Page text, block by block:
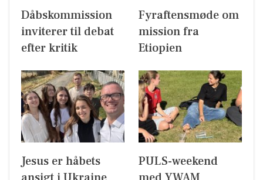
Dåbskommission
inviterer til debat
efter kritik
Fyraftensmøde om
mission fra
Etiopien
Jesus er håbets
PULS-weekend